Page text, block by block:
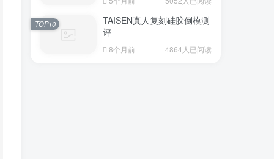
TAISEN真人复刻硅胶倒模测
评
8个月前 4864人已阅读
TOP10